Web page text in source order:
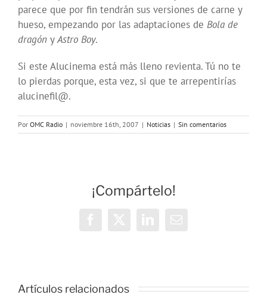
parece que por fin tendrán sus versiones de carne y
hueso, empezando por las adaptaciones de Bola de
dragón yAstro Boy.
Si este Alucinema está más lleno revienta. Tú no te
lo pierdas porque, esta vez, si que te arrepentirías
alucinefil@.
Por OMC Radio | noviembre 16th, 2007 | Noticias | Sin comentarios
¡Compártelo!
Artículos relacionados
estrategias